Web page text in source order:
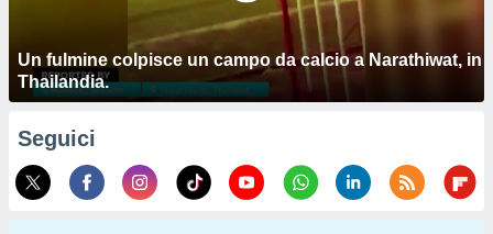
Un fulmine colpisce un campo da calcio a Narathiwat, in
Thailandia.
Seguici